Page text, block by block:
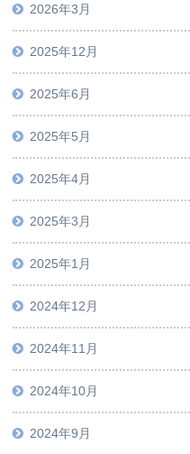
2026年3月
2025年12月
2025年6月
2025年5月
2025年4月
2025年3月
2025年1月
2024年12月
2024年11月
2024年10月
2024年9月